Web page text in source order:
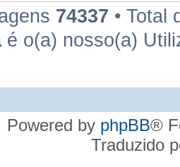
74337 • Total
é o(a) nosso(a)
Powered by phpBB®
Traduzido